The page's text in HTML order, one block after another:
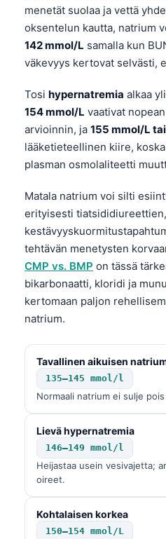
menetät suolaa ja vettä
oksentelun kautta, natrium
142 mmol/L samalla kun
väkevyys kertovat selvästi,
Tosi hypernatremia alkaa yli
154 mmol/L vaativat
arvioinnin, ja 155 mmol/L
lääketieteellinen kiire,
plasman osmolaliteetti
Matala natrium voi silti
erityisesti tiatsididiureettien,
tehtävän menetysten
CMP vs. BMP on tässä
bikarbonaatti, kloridi ja
kertomaan paljon
natrium.
Tavallinen aikuisen
135–145 mmol/l
Normaali natrium ei sulje
Lievä hypernatremia
146–149 mmol/l
Heijastaa usein vesivajetta;
oireet.
Kohtalaisen korkea
150–154 mmol/L